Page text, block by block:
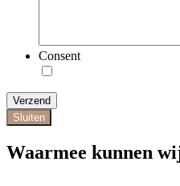
Consent
Verzend
Sluiten
Waarmee kunnen